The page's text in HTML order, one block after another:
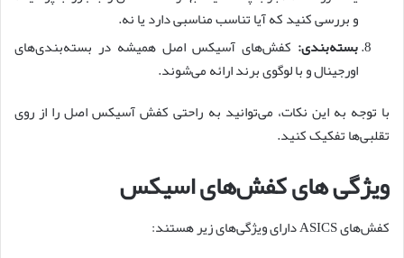
و بررسی کنید که آیا تناسب مناسبی دارد یا نه.
بسته‌بندی: کفش‌های آسیکس اصل همیشه در بسته‌بندی‌های
اورجینال و با لوگوی برند ارائه می‌شوند.
با توجه به این نکات، می‌توانید به راحتی کفش آسیکس اصل را از روی
تقلبی‌ها تفکیک کنید.
ویژگی های کفش‌های اسیکس
کفش‌های ASICS دارای ویژگی‌های زیر هستند: